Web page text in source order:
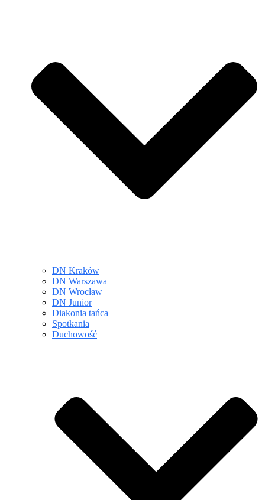
DN Kraków
DN Warszawa
DN Wrocław
DN Junior
Diakonia tańca
Spotkania
Duchowość